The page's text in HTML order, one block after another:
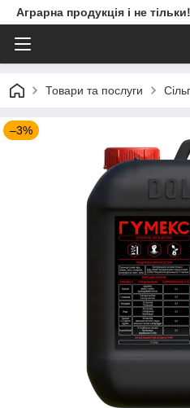
Аграрна продукція і не тільки!
Товари та послуги
–3%